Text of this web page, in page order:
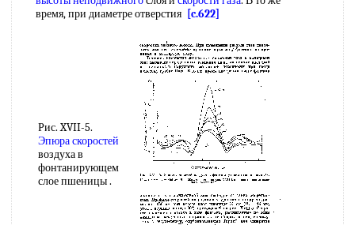
время, при диаметре отверстия [c.622]
Рис. XVII-5.
Эпюра скоростей
воздуха в
фонтанирующем
слое пшеницы .